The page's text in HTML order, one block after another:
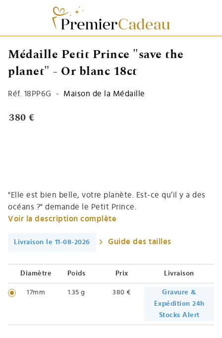
Médaille Petit Prince "save the
planet" - Or blanc 18ct
Réf. 18PP6G - Maison de la Médaille
380 €
"Elle est bien belle, votre planète. Est-ce qu’il y a des
océans ?" demande le Petit Prince.
Voir la description complète
Livraison le 11-08-2026 Guide des tailles
Diamètre Poids Prix Livraison
17mm 1.35 g 380 €
Gravure &
Expédition 24h
Stocks Alert